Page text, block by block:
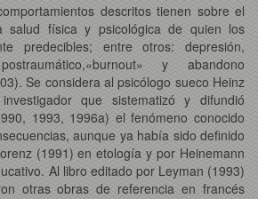
descritos tienen sobre el
salud física y psicológica de quien los
predecibles; entre otros: depresión,
y abandono
Se considera al psicólogo sueco Heinz
que sistematizó y difundió
1993, 1996a) el fenómeno conocido
aunque ya había sido definido
(1991) en etología y por Heinemann
Al libro editado por Leyman (1993)
otras obras de referencia en francés